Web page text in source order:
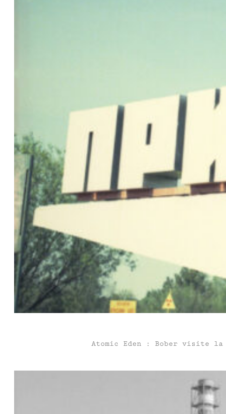
Atomic Eden : Bober visite la